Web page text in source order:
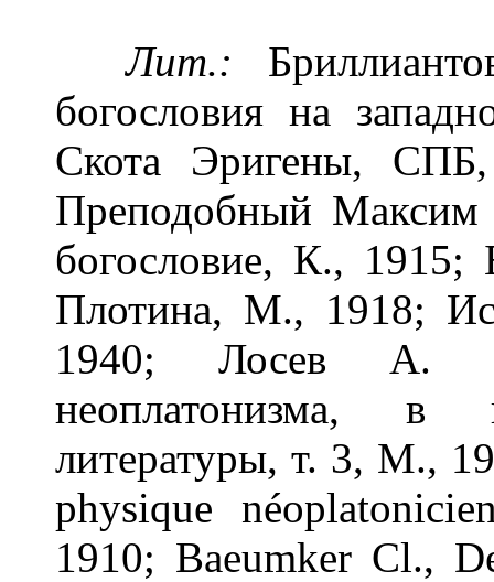
Лит.:
богословия на
Скота Эригены,
Преподобный Максим
богословие, К.,
Плотина, М., 1918;
1940; Лосев А.
неоплатонизма, в
литературы, т. 3, М.,
physique né
1910; Baeumker Cl.,